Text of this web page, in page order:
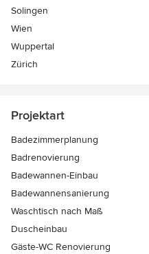
Solingen
Wien
Wuppertal
Zürich
Projektart
Badezimmerplanung
Badrenovierung
Badewannen-Einbau
Badewannensanierung
Waschtisch nach Maß
Duscheinbau
Gäste-WC Renovierung